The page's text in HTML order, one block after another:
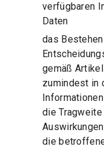
verfügbaren
Daten
das
gemäß
zumindest in
die
die